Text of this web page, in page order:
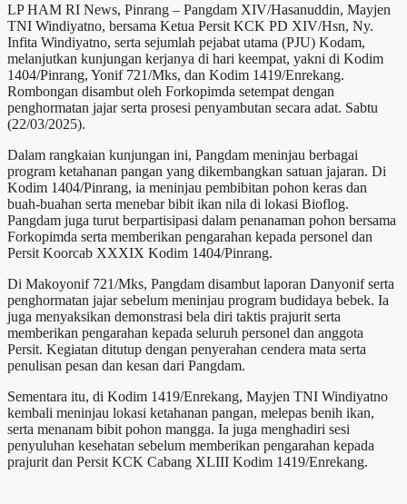
LP HAM RI News, Pinrang – Pangdam XIV/Hasanuddin, Mayjen
TNI Windiyatno, bersama Ketua Persit KCK PD XIV/Hsn, Ny.
Infita Windiyatno, serta sejumlah pejabat utama (PJU) Kodam,
melanjutkan kunjungan kerjanya di hari keempat, yakni di Kodim
1404/Pinrang, Yonif 721/Mks, dan Kodim 1419/Enrekang.
Rombongan disambut oleh Forkopimda setempat dengan
penghormatan jajar serta prosesi penyambutan secara adat. Sabtu
(22/03/2025).
Dalam rangkaian kunjungan ini, Pangdam meninjau berbagai
program ketahanan pangan yang dikembangkan satuan jajaran. Di
Kodim 1404/Pinrang, ia meninjau pembibitan pohon keras dan
buah-buahan serta menebar bibit ikan nila di lokasi Bioflog.
Pangdam juga turut berpartisipasi dalam penanaman pohon bersama
Forkopimda serta memberikan pengarahan kepada personel dan
Persit Koorcab XXXIX Kodim 1404/Pinrang.
Di Makoyonif 721/Mks, Pangdam disambut laporan Danyonif serta
penghormatan jajar sebelum meninjau program budidaya bebek. Ia
juga menyaksikan demonstrasi bela diri taktis prajurit serta
memberikan pengarahan kepada seluruh personel dan anggota
Persit. Kegiatan ditutup dengan penyerahan cendera mata serta
penulisan pesan dan kesan dari Pangdam.
Sementara itu, di Kodim 1419/Enrekang, Mayjen TNI Windiyatno
kembali meninjau lokasi ketahanan pangan, melepas benih ikan,
serta menanam bibit pohon mangga. Ia juga menghadiri sesi
penyuluhan kesehatan sebelum memberikan pengarahan kepada
prajurit dan Persit KCK Cabang XLIII Kodim 1419/Enrekang.